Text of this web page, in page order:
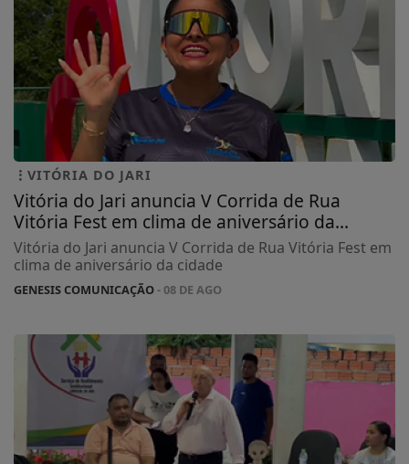
VITÓRIA DO JARI
Vitória do Jari anuncia V Corrida de Rua
Vitória Fest em clima de aniversário da...
Vitória do Jari anuncia V Corrida de Rua Vitória Fest em
clima de aniversário da cidade
GENESIS COMUNICAÇÃO- 08 DE AGO